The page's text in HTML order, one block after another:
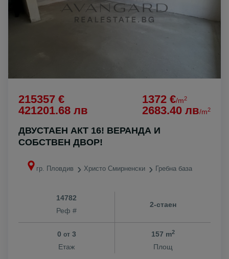
215357 €
421201.68 лв
1372 €/m2
2683.40 лв/m2
ДВУСТАЕН АКТ 16! ВЕРАНДА И
СОБСТВЕН ДВОР!
гр. Пловдив Христо Смирненски Гребна база
14782
Реф #
2-стаен
0 от3
Етаж
157 m2
Площ